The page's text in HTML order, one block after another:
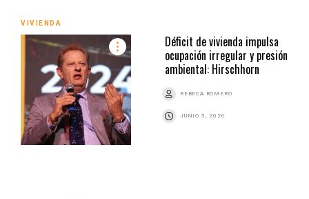
VIVIENDA
Déficit de vivienda impulsa
ocupación irregular y presión
ambiental: Hirschhorn
REBECA ROMERO
JUNIO 5, 2026